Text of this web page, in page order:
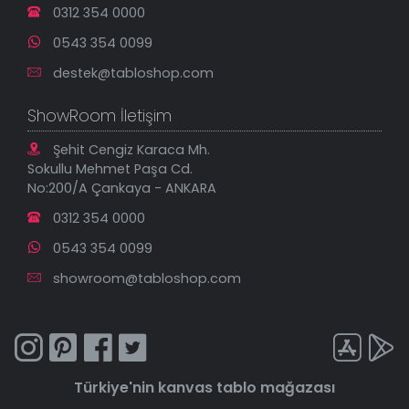
0312 354 0000
0543 354 0099
destek@tabloshop.com
ShowRoom İletişim
Şehit Cengiz Karaca Mh.
Sokullu Mehmet Paşa Cd.
No:200/A Çankaya - ANKARA
0312 354 0000
0543 354 0099
showroom@tabloshop.com
Türkiye'nin kanvas tablo mağazası